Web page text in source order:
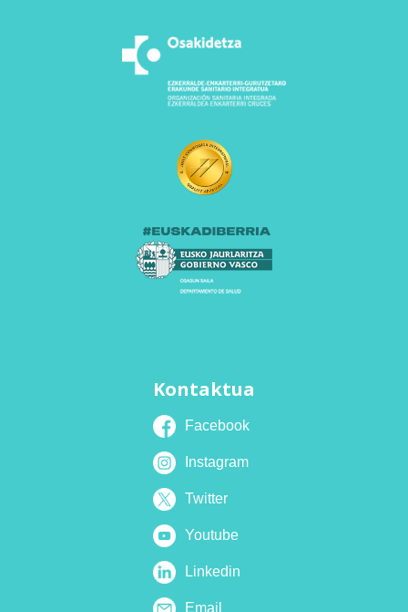
Kontaktua
Facebook
Instagram
Twitter
Youtube
Linkedin
Email